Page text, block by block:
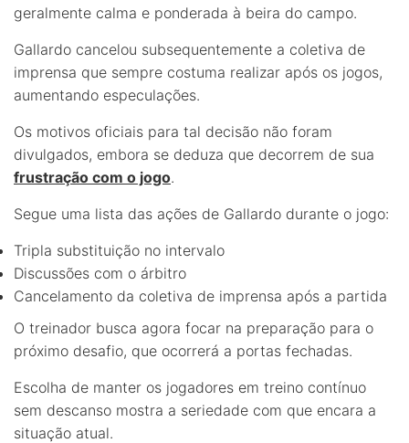
geralmente calma e ponderada à beira do campo.
Gallardo cancelou subsequentemente a coletiva de
imprensa que sempre costuma realizar após os jogos,
aumentando especulações.
Os motivos oficiais para tal decisão não foram
divulgados, embora se deduza que decorrem de sua
frustração com o jogo.
Segue uma lista das ações de Gallardo durante o jogo:
Tripla substituição no intervalo
Discussões com o árbitro
Cancelamento da coletiva de imprensa após a partida
O treinador busca agora focar na preparação para o
próximo desafio, que ocorrerá a portas fechadas.
Escolha de manter os jogadores em treino contínuo
sem descanso mostra a seriedade com que encara a
situação atual.